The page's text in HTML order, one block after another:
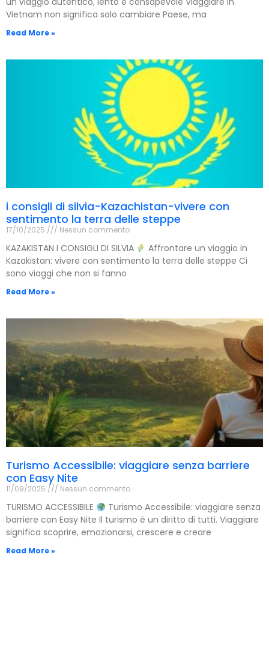
Vietnam non significa solo cambiare Paese, ma
Read More »
i consigli di silvia-Kazachistan-vivere con
sentimento la terra delle steppe
17/10/2025 Nessun commento
KAZAKISTAN I CONSIGLI DI SILVIA
Affrontare un viaggio in
Kazakistan: vivere con sentimento la terra delle steppe Ci
sono viaggi che non si fanno
Read More »
Turismo Accessibile: viaggiare senza barriere
con Easy Nite
11/09/2025 Nessun commento
TURISMO ACCESSIBILE
Turismo Accessibile: viaggiare senza
barriere con Easy Nite Il turismo è un diritto di tutti. Viaggiare
significa scoprire, emozionarsi, crescere e creare
Read More »